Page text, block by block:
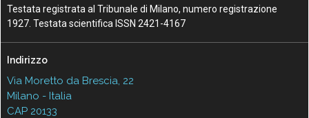
Testata registrata al Tribunale di Milano, numero registrazione
1927. Testata scientifica ISSN 2421-4167
Indirizzo
Via Moretto da Brescia, 22
Milano - Italia
CAP 20133